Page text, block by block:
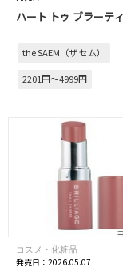
ハート トゥ ブラーテ
the SAEM（ザ セム）
2201円～4999円
コスメ・化粧品
発売日：2026.05.07